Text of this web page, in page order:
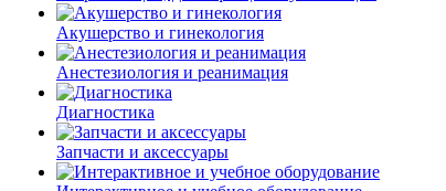
Акушерство и гинекология
Анестезиология и реанимация
Диагностика
Запчасти и аксессуары